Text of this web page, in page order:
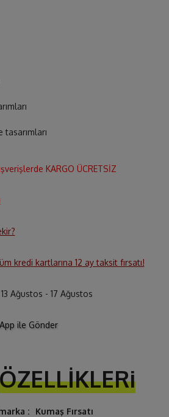
KARGO ÜCRETSİZ
kredi kartlarına 12 ay taksit fırsatı!
13 Ağustos - 17 Ağustos
ile Gönder
: Kumaş Fırsatı